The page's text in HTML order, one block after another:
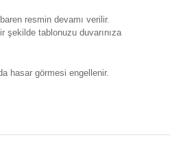
resmin devamı verilir.
şekilde tablonuzu duvarınıza
hasar görmesi engellenir.